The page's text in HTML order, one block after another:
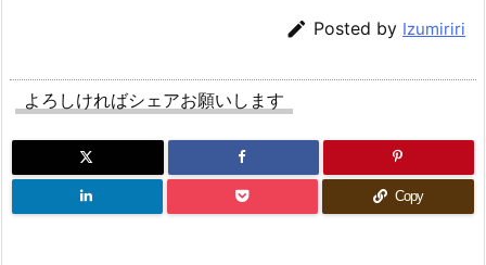
 Posted by Izumiriri
よろしければシェアお願いします
Copy